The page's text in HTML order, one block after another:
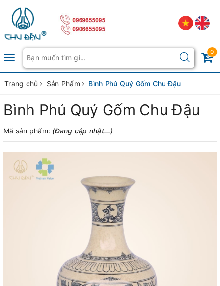
Toggle
navigation
0
Trang chủ Sản Phẩm Bình Phú Quý Gốm Chu Đậu
Bình Phú Quý Gốm Chu Đậu
Mã sản phẩm: (Đang cập nhật...)